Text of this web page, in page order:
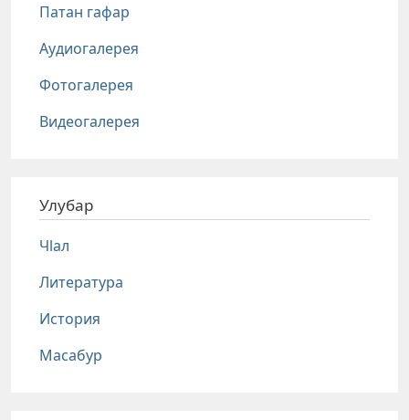
Патан гафар
Аудиогалерея
Фотогалерея
Видеогалерея
Улубар
Чlал
Литература
История
Масабур